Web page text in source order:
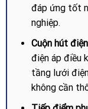
đáp ứng tốt
nghiệp.
Cuộn hút
điện áp điều
tầng lưới
không cần